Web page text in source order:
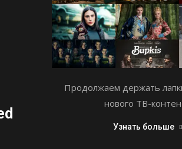
Продолжаем держать
нового ТВ-
Узнать больше